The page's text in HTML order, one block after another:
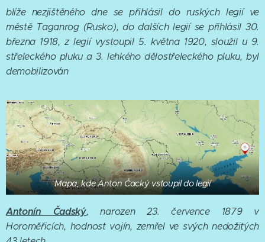
blíže nezjištěného dne se přihlásil do ruských legií ve
městě Taganrog (Rusko), do dalších legií se přihlásil 30.
března 1918, z legií vystoupil 5. května 1920, sloužil u 9.
střeleckého pluku a 3. lehkého dělostřeleckého pluku, byl
demobilizován
Mapa, kde Anton Čacký vstoupil do legií
Antonín Čadský, narozen 23. července 1879 v
Horoměřicích, hodnost vojín, zemřel ve svých nedožitých